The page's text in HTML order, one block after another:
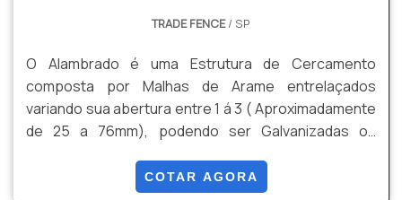
TRADE FENCE/ SP
O Alambrado é uma Estrutura de Cercamento
composta por Malhas de Arame entrelaçados
variando sua abertura entre 1 á 3 ( Aproximadamente
de 25 a 76mm), podendo ser Galvanizadas ou
de suas Vantagens são: Durabilidade , Versatilidade,
COTAR AGORA